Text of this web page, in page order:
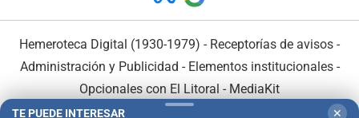
Hemeroteca Digital (1930-1979) - Receptorías de avisos -
Administración y Publicidad - Elementos institucionales-
Opcionales con El Litoral - MediaKit
TE PUEDE INTERESAR ✕